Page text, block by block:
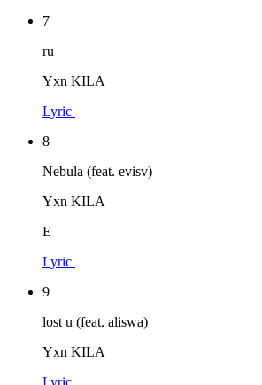
7
ru
Yxn KILA
Lyric
8
Nebula (feat. evisv)
Yxn KILA
E
Lyric
9
lost u (feat. aliswa)
Yxn KILA
Lyric